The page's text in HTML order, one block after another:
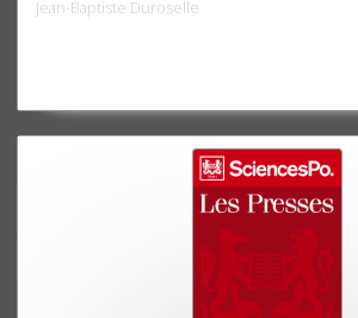
Jean-Baptiste Duroselle